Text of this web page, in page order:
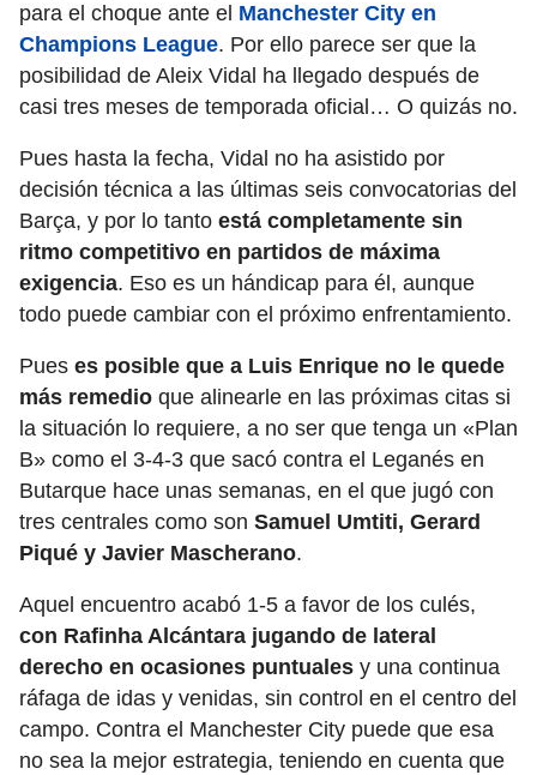
para el choque ante el Manchester City en
Champions League. Por ello parece ser que la
posibilidad de Aleix Vidal ha llegado después de
casi tres meses de temporada oficial… O quizás no.
Pues hasta la fecha, Vidal no ha asistido por
decisión técnica a las últimas seis convocatorias del
Barça, y por lo tanto está completamente sin
ritmo competitivo en partidos de máxima
exigencia. Eso es un hándicap para él, aunque
todo puede cambiar con el próximo enfrentamiento.
Pues es posible que a Luis Enrique no le quede
más remedio que alinearle en las próximas citas si
la situación lo requiere, a no ser que tenga un «Plan
B» como el 3-4-3 que sacó contra el Leganés en
Butarque hace unas semanas, en el que jugó con
tres centrales como son Samuel Umtiti, Gerard
Piqué y Javier Mascherano.
Aquel encuentro acabó 1-5 a favor de los culés,
con Rafinha Alcántara jugando de lateral
derecho en ocasiones puntuales y una continua
ráfaga de idas y venidas, sin control en el centro del
campo. Contra el Manchester City puede que esa
no sea la mejor estrategia, teniendo en cuenta que